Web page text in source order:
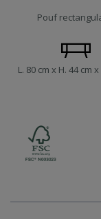
Pouf
L. 80 cm x H. 44 cm